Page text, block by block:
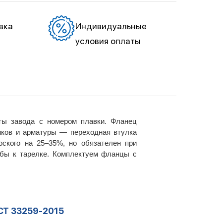
Индивидуальные
условия оплаты
завода с номером плавки. Фланец
и арматуры — переходная втулка
на 25–35%, но обязателен при
к тарелке. Комплектуем фланцы с
33259-2015